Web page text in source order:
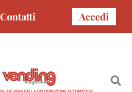
Contatti Accedi